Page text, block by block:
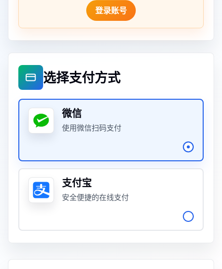
登录账号
选择支付方式
微信
使用微信扫码支付
支付宝
安全便捷的在线支付